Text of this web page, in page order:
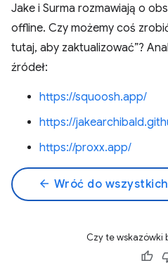
Jake i Surma rozmawiają o
offline. Czy możemy coś
tutaj, aby zaktualizować”?
źródeł:
https://squoosh.app/
https://
https://proxx.app/
arrow_back Wróć do
Czy te wskazówki